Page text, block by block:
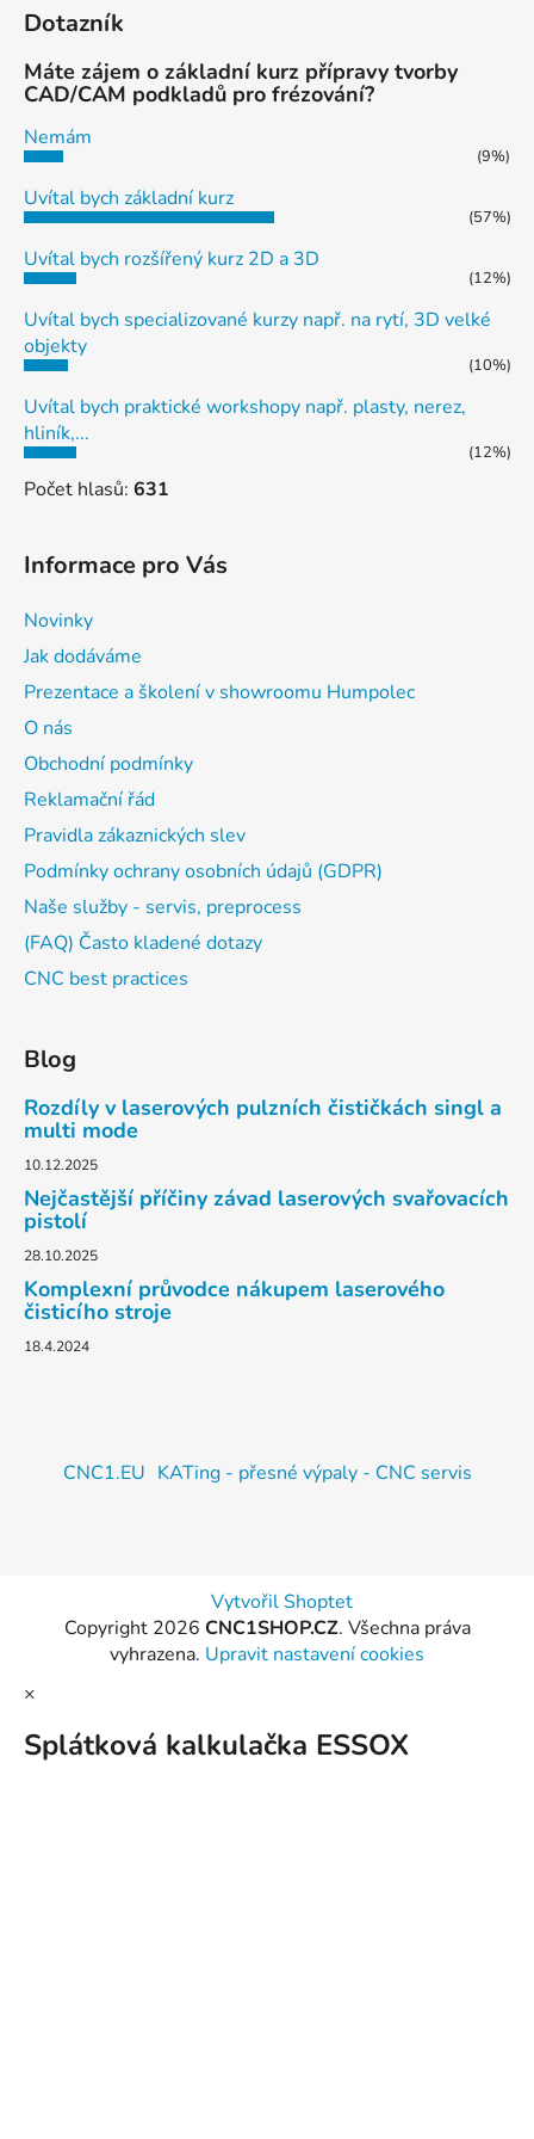
Dotazník
Máte zájem o základní kurz přípravy tvorby
CAD/CAM podkladů pro frézování?
Nemám
(9%)
Uvítal bych základní kurz
(57%)
Uvítal bych rozšířený kurz 2D a 3D
(12%)
Uvítal bych specializované kurzy např. na rytí, 3D velké
objekty
(10%)
Uvítal bych praktické workshopy např. plasty, nerez,
hliník,...
(12%)
Počet hlasů: 631
Informace pro Vás
Novinky
Jak dodáváme
Prezentace a školení v showroomu Humpolec
O nás
Obchodní podmínky
Reklamační řád
Pravidla zákaznických slev
Podmínky ochrany osobních údajů (GDPR)
Naše služby - servis, preprocess
(FAQ) Často kladené dotazy
CNC best practices
Blog
Rozdíly v laserových pulzních čističkách singl a
multi mode
10.12.2025
Nejčastější příčiny závad laserových svařovacích
pistolí
28.10.2025
Komplexní průvodce nákupem laserového
čisticího stroje
18.4.2024
CNC1.EU KATing - přesné výpaly - CNC servis
Vytvořil Shoptet
Copyright 2026 CNC1SHOP.CZ. Všechna práva
vyhrazena. Upravit nastavení cookies
×
Splátková kalkulačka ESSOX